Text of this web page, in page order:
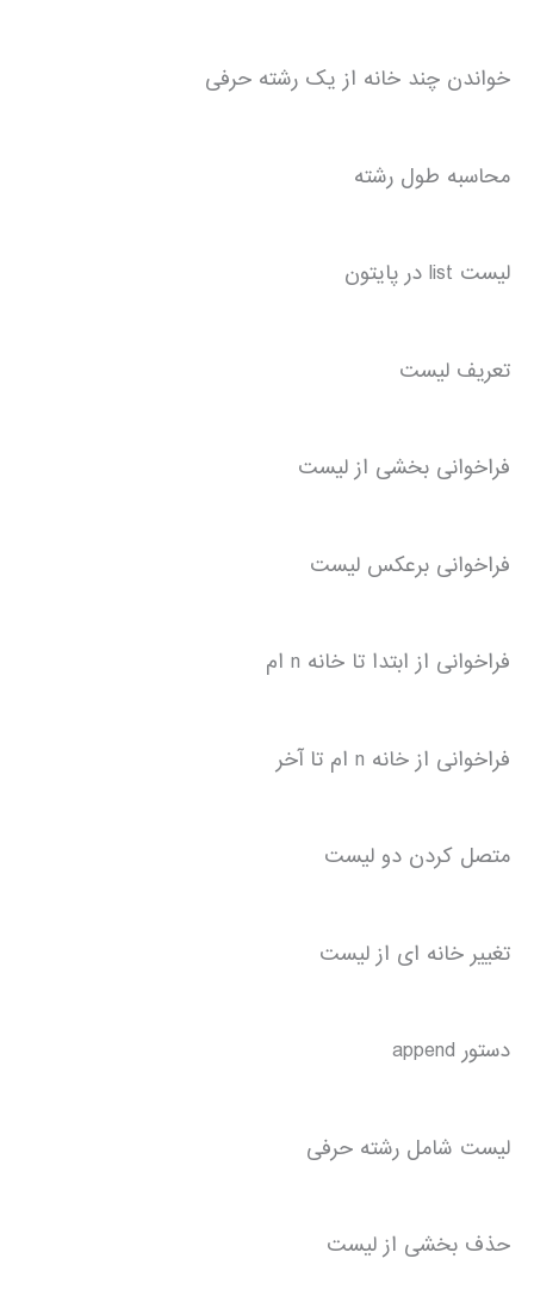
خواندن چند خانه از یک رشته حرفی
محاسبه طول رشته
لیست list در پایتون
تعریف لیست
فراخوانی بخشی از لیست
فراخوانی برعکس لیست
فراخوانی از ابتدا تا خانه n ام
فراخوانی از خانه n ام تا آخر
متصل کردن دو لیست
تغییر خانه ای از لیست
دستور append
لیست شامل رشته حرفی
حذف بخشی از لیست